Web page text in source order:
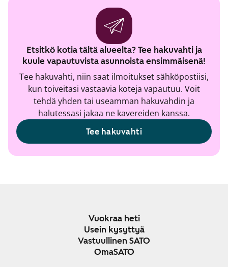
Etsitkö kotia tältä alueelta? Tee hakuvahti ja
kuule vapautuvista asunnoista ensimmäisenä!
Tee hakuvahti, niin saat ilmoitukset sähköpostiisi,
kun toiveitasi vastaavia koteja vapautuu. Voit
tehdä yhden tai useamman hakuvahdin ja
halutessasi jakaa ne kavereiden kanssa.
Tee hakuvahti
Vuokraa heti
Usein kysyttyä
Vastuullinen SATO
OmaSATO